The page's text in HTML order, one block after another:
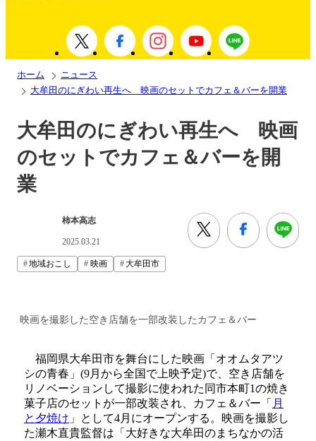
ホーム
ニュース
大牟田のにぎわい再生へ 映画のセットでカフェ＆バーを開業
大牟田のにぎわい再生へ 映画
のセットでカフェ＆バーを開
業
柿本高志
2025.03.21
地域おこし 映画 大牟田市
映画を撮影した空き店舗を一部改装したカフェ＆バー
福岡県大牟田市を舞台にした映画「オオムタアツ
シの青春」(9月から全国で上映予定)で、空き店舗を
リノベーションして撮影に使われた同市本町1の焼き
菓子店のセットが一部改装され、カフェ＆バー「 月
と夕焼け 」として4月にオープンする。映画を撮影し
た瀬木直貴監督は「大好きな大牟田のまちなかの活